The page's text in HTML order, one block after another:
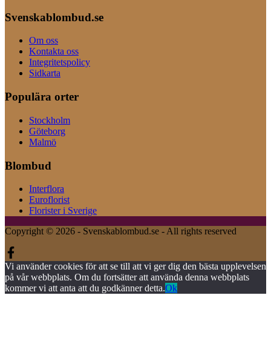
Svenskablombud.se
Om oss
Kontakta oss
Integritetspolicy
Sidkarta
Populära orter
Stockholm
Göteborg
Malmö
Blombud
Interflora
Euroflorist
Florister i Sverige
Copyright © 2026 - Svenskablombud.se - All rights reserved
Vi använder cookies för att se till att vi ger dig den bästa upplevelsen
på vår webbplats. Om du fortsätter att använda denna webbplats
kommer vi att anta att du godkänner detta.Ok